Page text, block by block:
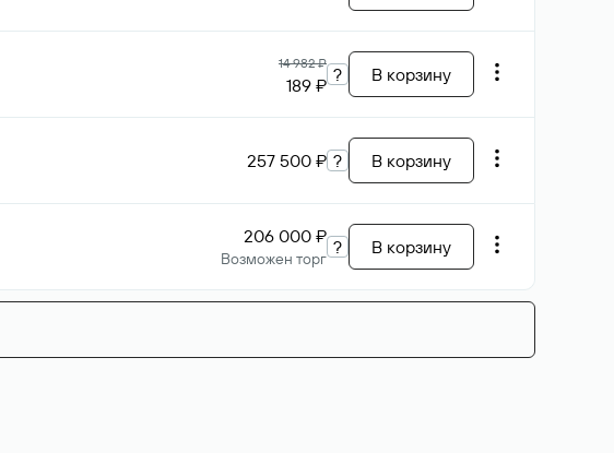
14 982 ₽
189 ₽ ? В корзину
257 500 ₽ ? В корзину
206 000 ₽
Возможен торг
? В корзину